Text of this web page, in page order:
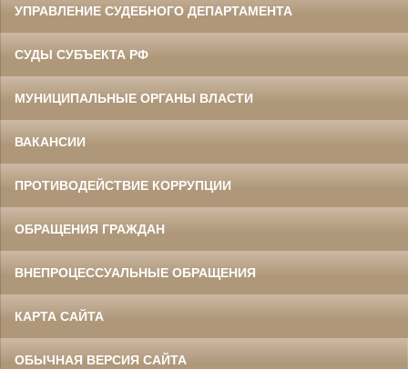
УПРАВЛЕНИЕ СУДЕБНОГО ДЕПАРТАМЕНТА
СУДЫ СУБЪЕКТА РФ
МУНИЦИПАЛЬНЫЕ ОРГАНЫ ВЛАСТИ
ВАКАНСИИ
ПРОТИВОДЕЙСТВИЕ КОРРУПЦИИ
ОБРАЩЕНИЯ ГРАЖДАН
ВНЕПРОЦЕССУАЛЬНЫЕ ОБРАЩЕНИЯ
КАРТА САЙТА
ОБЫЧНАЯ ВЕРСИЯ САЙТА